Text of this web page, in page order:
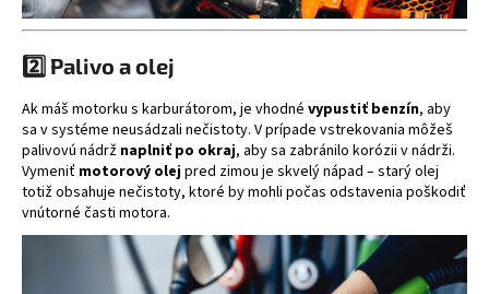
2️⃣ Palivo a olej
Ak máš motorku s karburátorom, je vhodné vypustiť benzín, aby
sa v systéme neusádzali nečistoty. V prípade vstrekovania môžeš
palivovú nádrž naplniť po okraj, aby sa zabránilo korózii v nádrži.
Vymeniť motorový olejpred zimou je skvelý nápad – starý olej
totiž obsahuje nečistoty, ktoré by mohli počas odstavenia poškodiť
vnútorné časti motora.
o
r
ú
č
a
m
e
XRC
FRONTER